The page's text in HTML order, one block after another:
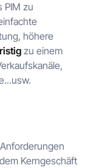
PIM zu
höhere
zu einem
Kerngeschäft